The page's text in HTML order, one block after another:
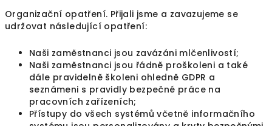
Organizační opatření. Přijali jsme a zavazujeme se
udržovat následující opatření:
Naši zaměstnanci jsou zavázáni mlčenlivostí;
Naši zaměstnanci jsou řádně proškoleni a také
dále pravidelně školeni ohledně GDPR a
seznámeni s pravidly bezpečné práce na
pracovních zařízeních;
Přístupy do všech systémů včetně informačního